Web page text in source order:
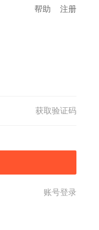
帮助 注册
获取验证码
账号登录